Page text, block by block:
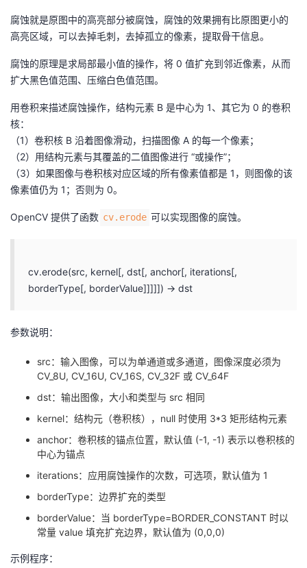
坛
圈
的
播
我
活
的
注
我
的
开
发
者
程
认
的
我
藏
我
的
Programs
我
的
支
我
支
声
腐蚀就是原图中的高亮部分被腐蚀，腐蚀的效果拥有比原图更小的
高亮区域，可以去掉毛刺，去掉孤立的像素，提取骨干信息。
腐蚀的原理是求局部最小值的操作，将 0 值扩充到邻近像素，从而
扩大黑色值范围、压缩白色值范围。
用卷积来描述腐蚀操作，结构元素 B 是中心为 1、其它为 0 的卷积
核：
（1）卷积核 B 沿着图像滑动，扫描图像 A 的每一个像素；
（2）用结构元素与其覆盖的二值图像进行 “或操作”；
（3）如果图像与卷积核对应区域的所有像素值都是 1，则图像的该
像素值仍为 1；否则为 0。
OpenCV 提供了函数 cv.erode 可以实现图像的腐蚀。
cv.erode(src, kernel[, dst[, anchor[, iterations[,
borderType[, borderValue]]]]]) → dst
参数说明：
src：输入图像，可以为单通道或多通道，图像深度必须为
CV_8U, CV_16U, CV_16S, CV_32F 或 CV_64F
dst：输出图像，大小和类型与 src 相同
kernel：结构元（卷积核），null 时使用 3*3 矩形结构元素
anchor：卷积核的锚点位置，默认值 (-1, -1) 表示以卷积核的
中心为锚点
iterations：应用腐蚀操作的次数，可选项，默认值为 1
borderType：边界扩充的类型
borderValue：当 borderType=BORDER_CONSTANT 时以
常量 value 填充扩充边界，默认值为 (0,0,0)
示例程序：